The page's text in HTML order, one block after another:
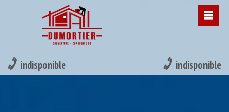
indisponible indisponible